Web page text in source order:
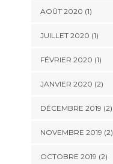
AOÛT 2020 (1)
JUILLET 2020 (1)
FÉVRIER 2020 (1)
JANVIER 2020 (2)
DÉCEMBRE 2019 (2)
NOVEMBRE 2019 (2)
OCTOBRE 2019 (2)